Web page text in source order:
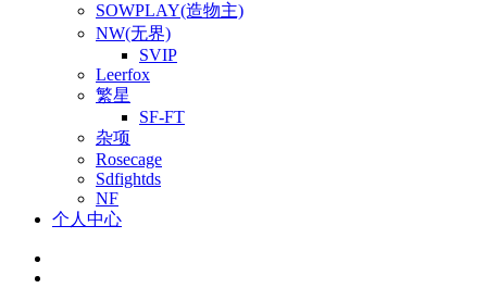
SOWPLAY(造物主)
NW(无界)
SVIP
Leerfox
繁星
SF-FT
杂项
Rosecage
Sdfightds
NF
个人中心